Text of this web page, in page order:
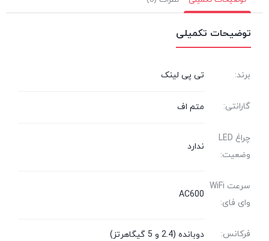
توضیحات تکمیلی
برند: تی پی لینک
گارانتی: متم اف
چراغ LED
وضعیت:
ندارد
سرعت WiFi
وای فای:
AC600
فرکانس: دوبانده (2.4 و 5 گیگاهرتز)